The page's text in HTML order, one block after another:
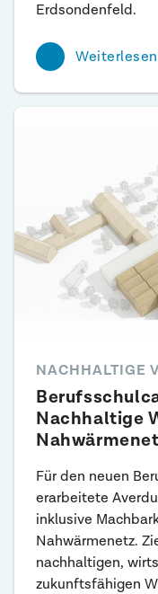
Erdsondenfeld.
Weiterlesen
NACHHALTIGE
Nachhaltige
Für den neuen
erarbeitete
inklusive
Nahwärmenetz.
nachhaltigen,
zukunftsfähigen